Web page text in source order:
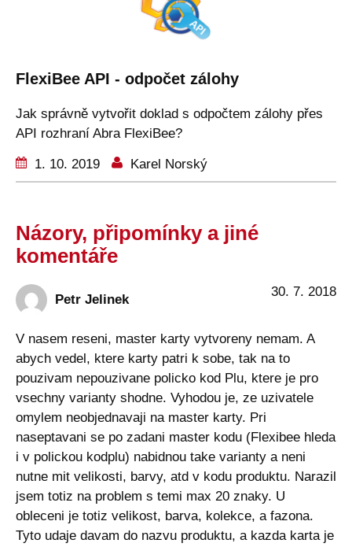
FlexiBee API - odpočet zálohy
Jak správně vytvořit doklad s odpočtem zálohy přes
API rozhraní Abra FlexiBee?
1. 10. 2019 Karel Norský
Názory, připomínky a jiné
komentáře
Petr Jelinek 30. 7. 2018
V nasem reseni, master karty vytvoreny nemam. A
abych vedel, ktere karty patri k sobe, tak na to
pouzivam nepouzivane policko kod Plu, ktere je pro
vsechny varianty shodne. Vyhodou je, ze uzivatele
omylem neobjednavaji na master karty. Pri
naseptavani se po zadani master kodu (Flexibee hleda
i v polickou kodplu) nabidnou take varianty a neni
nutne mit velikosti, barvy, atd v kodu produktu. Narazil
jsem totiz na problem s temi max 20 znaky. U
obleceni je totiz velikost, barva, kolekce, a fazona.
Tyto udaje davam do nazvu produktu, a kazda karta je